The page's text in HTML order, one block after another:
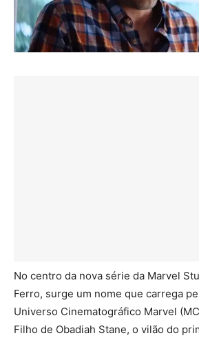
No centro da nova série da Marvel
Ferro, surge um nome que carrega
Universo Cinematográfico Marvel
Filho de Obadiah Stane, o vilão do